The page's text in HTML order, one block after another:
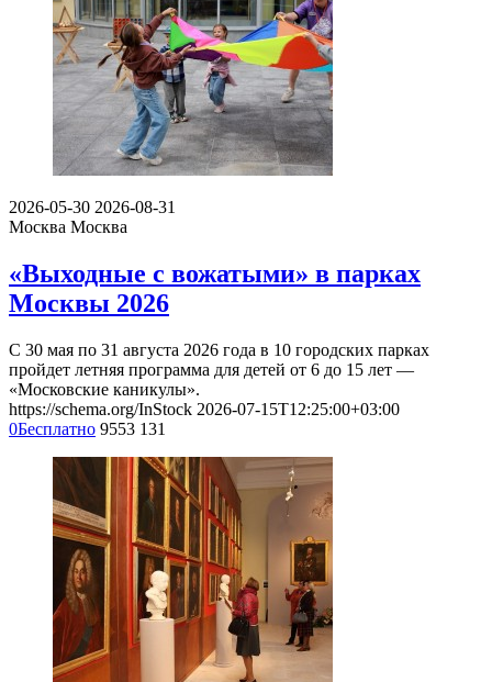
2026-05-30 2026-08-31
Москва Москва
«Выходные с вожатыми» в парках
Москвы 2026
С 30 мая по 31 августа 2026 года в 10 городских парках
пройдет летняя программа для детей от 6 до 15 лет —
«Московские каникулы».
https://schema.org/InStock 2026-07-15T12:25:00+03:00
0Бесплатно 9553 131